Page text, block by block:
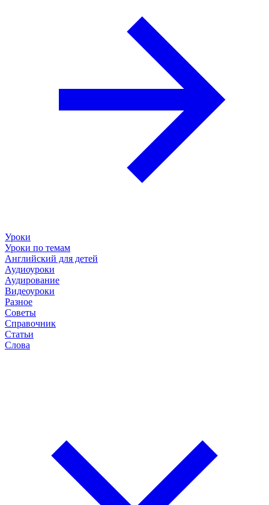
Уроки
Уроки по темам
Английский для детей
Аудиоуроки
Аудирование
Видеоуроки
Разное
Советы
Справочник
Статьи
Слова